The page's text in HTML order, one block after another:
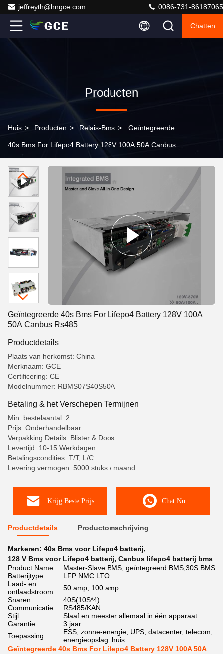
jeffreyth@hngce.com 0086-731-86187065
Chatten
Producten
Huis > Producten > Relais-Bms > Geïntegreerde
40s Bms For Lifepo4 Battery 128V 100A 50A Canbus
Geïntegreerde 40s Bms For Lifepo4 Battery 128V 100A
50A Canbus Rs485
Productdetails
Plaats van herkomst: China
Merknaam: GCE
Certificering: CE
Modelnummer: RBMS07S40S50A
Betaling & het Verschepen Termijnen
Min. bestelaantal: 2
Prijs: Onderhandelbaar
Verpakking Details: Blister & Doos
Levertijd: 10-15 Werkdagen
Betalingscondities: T/T, L/C
Levering vermogen: 5000 stuks / maand
Krijg Beste Prijs Chat Nu
Productdetails Productomschrijving
Markeren: 40s Bms voor Lifepo4 batterij,
128 V Bms voor Lifepo4 batterij, Canbus lifepo4 batterij bms
Product Name:
Master-Slave BMS, geïntegreerd BMS,30S BMS
Batterijtype:
LFP NMC LTO
Laad- en
ontlaadstroom:
50 amp, 100 amp.
Snaren:
40S(10S*4)
Communicatie:
RS485/KAN
Stijl:
Slaaf en meester allemaal in één apparaat
Garantie:
3 jaar
Toepassing:
ESS, zonne-energie, UPS, datacenter, telecom,
energieopslag thuis
Geïntegreerde 40s Bms For Lifepo4 Battery 128V 100A 50A